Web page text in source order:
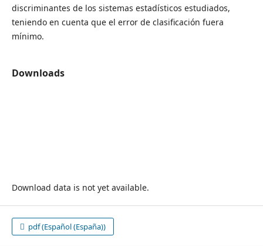
discriminantes de los sistemas estadísticos estudiados,
teniendo en cuenta que el error de clasificación fuera
mínimo.
Downloads
Download data is not yet available.
pdf (Español (España))